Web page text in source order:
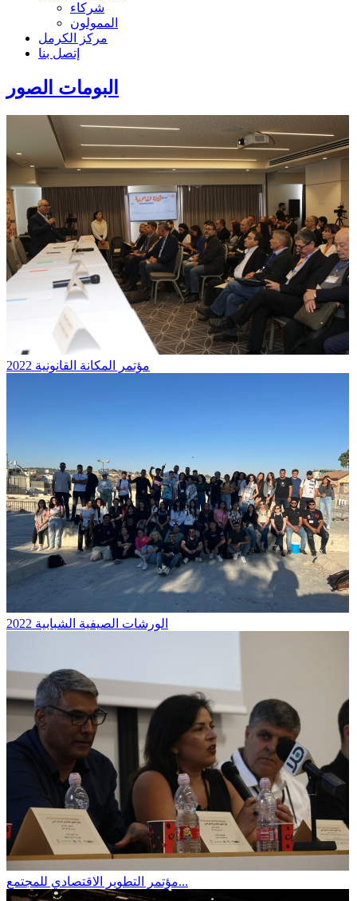
شركاء
الممولون
مركز الكرمل
إتصل بنا
البومات الصور
مؤتمر المكانة القانونية 2022
الورشات الصيفية الشبابية 2022
مؤتمر التطوير الاقتصادي للمجتمع...